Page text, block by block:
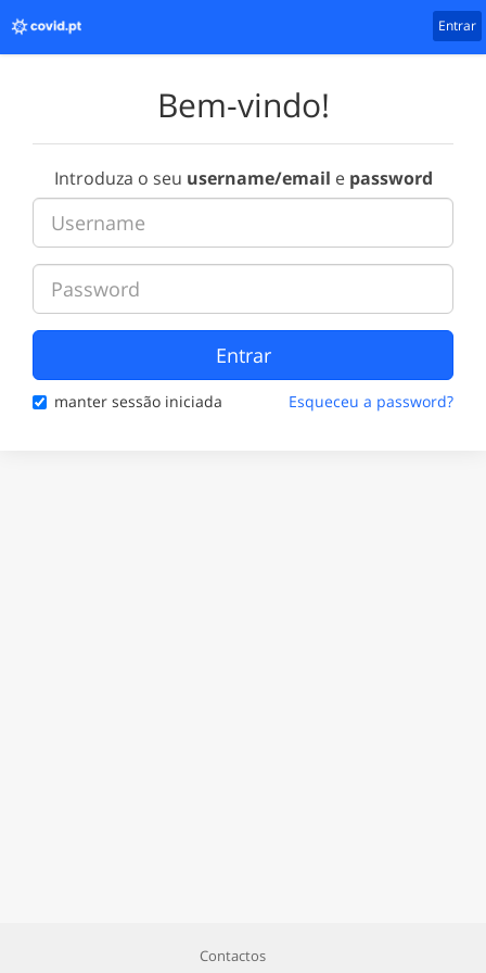
Entrar
Bem-vindo!
Introduza o seu username/email e password
Entrar
manter sessão iniciada Esqueceu a password?
Contactos